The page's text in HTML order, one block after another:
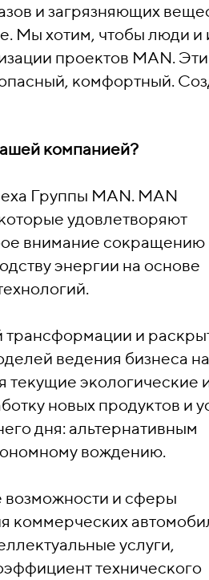
и загрязняющих
Мы хотим, чтобы люди и
проектов MAN. Эти
комфортный.
компанией?
Группы MAN. MAN
удовлетворяют
внимание сокращению
энергии на основе
трансформации и
ведения бизнеса на
экологические
новых продуктов и
дня: альтернативным
вождению.
и сферы
коммерческих
услуги,
технического